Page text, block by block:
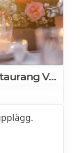
Landeryds Golfklubb Restaurang Vesterby